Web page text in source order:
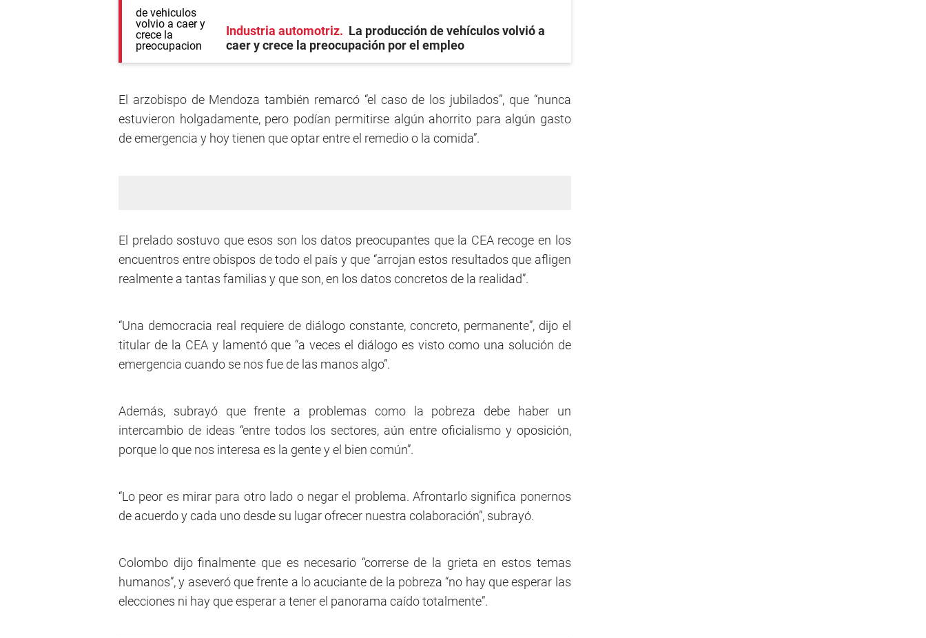
Industria automotriz
La producción de vehículos volvió a
caer y crece la preocupación por el empleo
El arzobispo de Mendoza también remarcó “el caso de los jubilados”, que “nunca
estuvieron holgadamente, pero podían permitirse algún ahorrito para algún gasto
de emergencia y hoy tienen que optar entre el remedio o la comida”.
El prelado sostuvo que esos son los datos preocupantes que la CEA recoge en los
encuentros entre obispos de todo el país y que “arrojan estos resultados que afligen
realmente a tantas familias y que son, en los datos concretos de la realidad”.
“Una democracia real requiere de diálogo constante, concreto, permanente”, dijo el
titular de la CEA y lamentó que “a veces el diálogo es visto como una solución de
emergencia cuando se nos fue de las manos algo”.
Además, subrayó que frente a problemas como la pobreza debe haber un
intercambio de ideas “entre todos los sectores, aún entre oficialismo y oposición,
porque lo que nos interesa es la gente y el bien común”.
“Lo peor es mirar para otro lado o negar el problema. Afrontarlo significa ponernos
de acuerdo y cada uno desde su lugar ofrecer nuestra colaboración”, subrayó.
Colombo dijo finalmente que es necesario “correrse de la grieta en estos temas
humanos”, y aseveró que frente a lo acuciante de la pobreza “no hay que esperar las
elecciones ni hay que esperar a tener el panorama caído totalmente”.